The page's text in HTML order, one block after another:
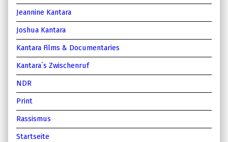
Jeannine Kantara
Joshua Kantara
Kantara Films & Documentaries
Kantara´s Zwischenruf
NDR
Print
Rassismus
Startseite